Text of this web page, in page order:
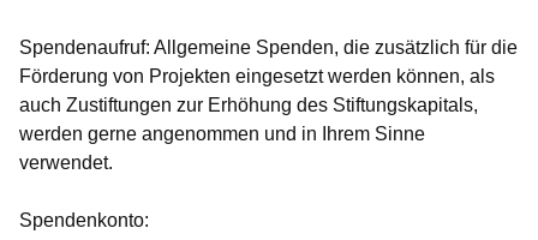
Spendenaufruf: Allgemeine Spenden, die zusätzlich für die
Förderung von Projekten eingesetzt werden können, als
auch Zustiftungen zur Erhöhung des Stiftungskapitals,
werden gerne angenommen und in Ihrem Sinne
verwendet.
Spendenkonto: